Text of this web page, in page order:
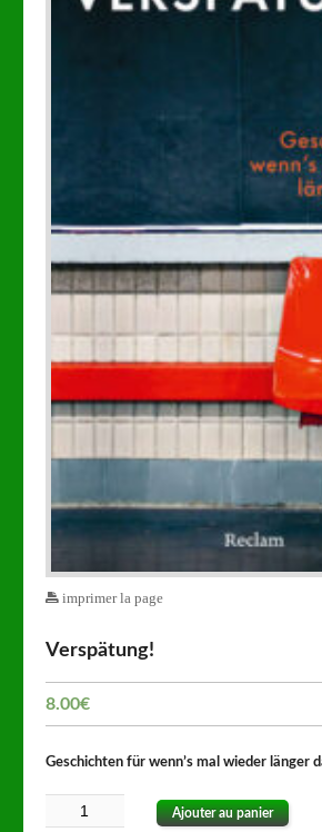
imprimer la page
Verspätung!
8.00€
Geschichten für wenn’s mal wieder länger
Ajouter au panier